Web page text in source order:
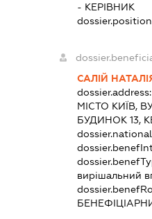
- КЕРІВНИК
САЛІЙ
dossier.address:
МІСТО КИЇВ,
БУДИНОК 13,
вирішальний